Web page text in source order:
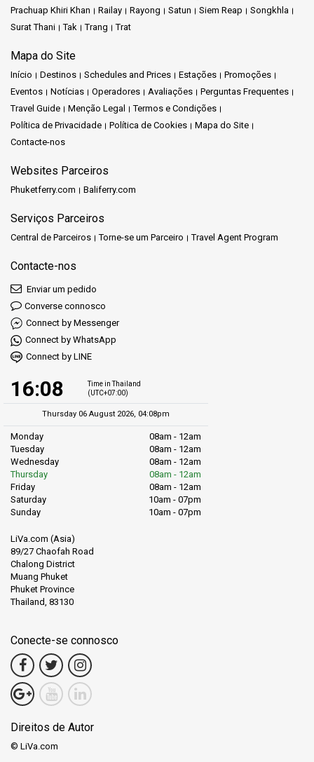
Prachuap Khiri Khan
Railay Rayong Satun Siem Reap
Songkhla
Surat Thani
Tak Trang Trat
Mapa do Site
Início Destinos Schedules and Prices Estações
Promoções
Eventos
Notícias Operadores Avaliações
Perguntas Frequentes
Travel Guide
Menção Legal
Termos e Condições
Política de Privacidade
Política de Cookies
Mapa do Site
Contacte-nos
Websites Parceiros
Phuketferry.com Baliferry.com
Serviços Parceiros
Central de Parceiros Torne-se um Parceiro Travel Agent Program
Contacte-nos
Enviar um pedido
Converse connosco
Connect by Messenger
Connect by WhatsApp
Connect by LINE
16:08
Time in Thailand
(UTC+07:00)
Thursday 06 August 2026, 04:08pm
Monday
08am - 12am
Tuesday
08am - 12am
Wednesday
08am - 12am
Thursday
08am - 12am
Friday
08am - 12am
Saturday
10am - 07pm
Sunday
10am - 07pm
LiVa.com (Asia)
89/27 Chaofah Road
Chalong District
Muang Phuket
Phuket Province
Thailand, 83130
Conecte-se connosco
Direitos de Autor
© LiVa.com